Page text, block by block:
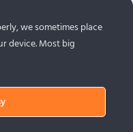
we sometimes place
device. Most big